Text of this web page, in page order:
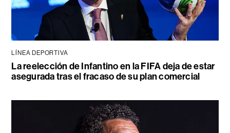
LÍNEA DEPORTIVA
La reelección de Infantino en la FIFA deja de estar
asegurada tras el fracaso de su plan comercial